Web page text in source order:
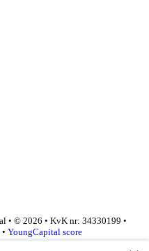
• © 2026 • KvK nr: 34330199 •
• YoungCapital score